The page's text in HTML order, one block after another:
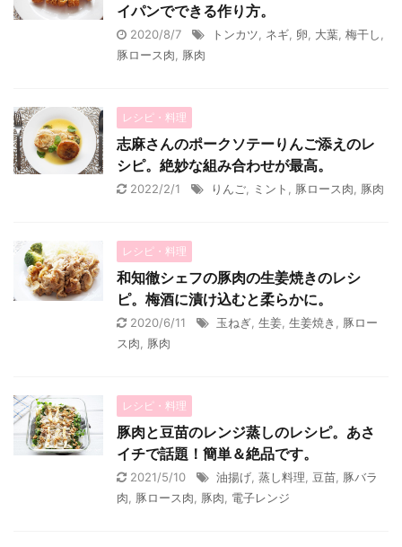
イパンでできる作り方。
2020/8/7 トンカツ ネギ 卵 大葉 梅干し
豚ロース肉
豚肉
レシピ・料理
志麻さんのポークソテーりんご添えのレ
シピ。絶妙な組み合わせが最高。
2022/2/1 りんご ミント 豚ロース肉 豚肉
レシピ・料理
和知徹シェフの豚肉の生姜焼きのレシ
ピ。梅酒に漬け込むと柔らかに。
2020/6/11 玉ねぎ 生姜 生姜焼き
豚ロー
ス肉
豚肉
レシピ・料理
豚肉と豆苗のレンジ蒸しのレシピ。あさ
イチで話題！簡単＆絶品です。
2021/5/10 油揚げ 蒸し料理 豆苗 豚バラ
肉
豚ロース肉 豚肉 電子レンジ